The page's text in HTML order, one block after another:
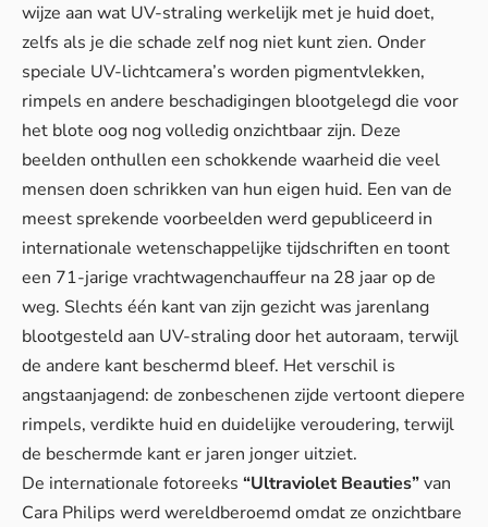
wijze aan wat UV-straling werkelijk met je huid doet,
zelfs als je die schade zelf nog niet kunt zien. Onder
speciale UV-lichtcamera’s worden pigmentvlekken,
rimpels en andere beschadigingen blootgelegd die voor
het blote oog nog volledig onzichtbaar zijn. Deze
beelden onthullen een schokkende waarheid die veel
mensen doen schrikken van hun eigen huid. Een van de
meest sprekende voorbeelden werd gepubliceerd in
internationale wetenschappelijke tijdschriften en toont
een 71-jarige vrachtwagenchauffeur na 28 jaar op de
weg. Slechts één kant van zijn gezicht was jarenlang
blootgesteld aan UV-straling door het autoraam, terwijl
de andere kant beschermd bleef. Het verschil is
angstaanjagend: de zonbeschenen zijde vertoont diepere
rimpels, verdikte huid en duidelijke veroudering, terwijl
de beschermde kant er jaren jonger uitziet.
De internationale fotoreeks “Ultraviolet Beauties”van
Cara Philips werd wereldberoemd omdat ze onzichtbare